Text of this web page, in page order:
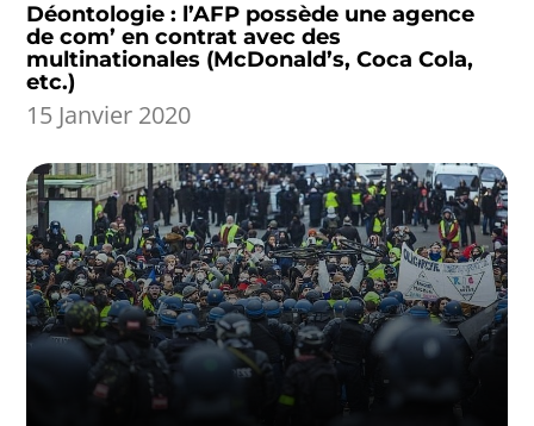
Déontologie : l’AFP possède une agence
de com’ en contrat avec des
multinationales (McDonald’s, Coca Cola,
etc.)
15 Janvier 2020